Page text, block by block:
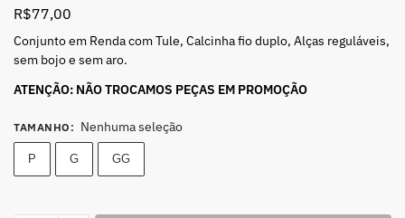
R$77,00
Conjunto em Renda com Tule, Calcinha fio duplo, Alças reguláveis,
sem bojo e sem aro.
ATENÇÃO: NÃO TROCAMOS PEÇAS EM PROMOÇÃO
TAMANHO : Nenhuma seleção
P G GG